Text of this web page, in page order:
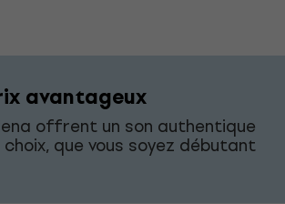
avantageux
offrent un son authentique
que vous soyez débutant